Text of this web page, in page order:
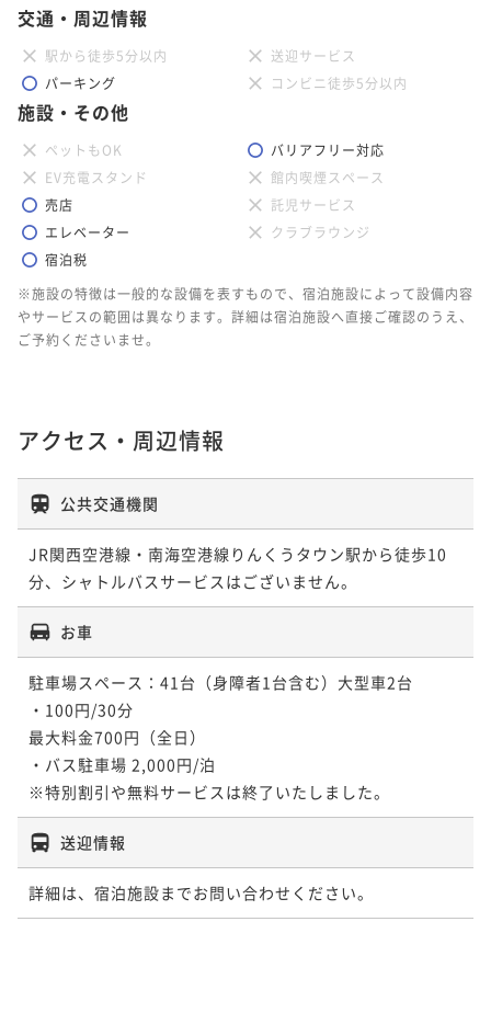
交通・周辺情報
駅から徒歩5分以内
送迎サービス
パーキング
コンビニ徒歩5分以内
施設・その他
ペットもOK
バリアフリー対応
EV充電スタンド
館内喫煙スペース
売店
託児サービス
エレベーター
クラブラウンジ
宿泊税
※施設の特徴は一般的な設備を表すもので、宿泊施設によって設備内容
やサービスの範囲は異なります。詳細は宿泊施設へ直接ご確認のうえ、
ご予約くださいませ。
アクセス・周辺情報
公共交通機関
JR関西空港線・南海空港線りんくうタウン駅から徒歩10
分、シャトルバスサービスはございません。
お車
駐車場スペース：41台（身障者1台含む）大型車2台
・100円/30分
最大料金700円（全日）
・バス駐車場 2,000円/泊
※特別割引や無料サービスは終了いたしました。
送迎情報
詳細は、宿泊施設までお問い合わせください。